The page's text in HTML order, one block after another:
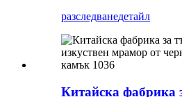
разследванедетайл
Китайска фабрика